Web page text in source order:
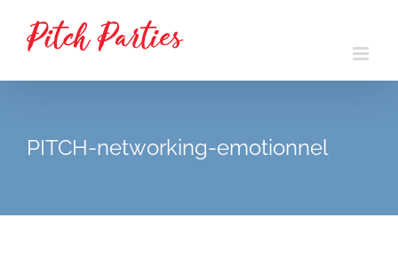
PITCH-networking-emotionnel